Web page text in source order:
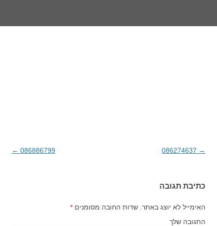
ניווט בפוסטים
→
086886799
←
כתיבת תגובה
האימייל לא יוצג באתר. שדות החובה מסומנים *
התגובה שלך